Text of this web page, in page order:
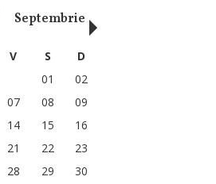
Septembrie Octombrie
V S
D
01
02
07 08
09
14 15
16
21 22
23
28 29
30